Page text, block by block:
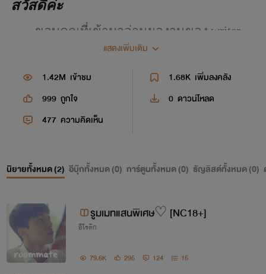
สวัสดีค่ะ
ขอบคุณที่เข้ามาอ่านผลงานของ writer
ฝากติดตามเรื่องอื่น ๆ ด้วยนะคะ ติชมกัน
ไม่ค่อยดีจะพยายามปรับปรุงต่อ ๆ ไปจ้า รักนัก
อ่านทุกคนค่ะ อยากให้นิยายเป็นไปในแนวไหน
ก็คอมเม้นบอกเลยนะคะ จัดให้ได้เด้อ 55555
แสดงเพิ่มเติม
1.42M เข้าชม 1.68K เพิ่มลงคลัง
999 ถูกใจ 0 ดาวน์โหลด
477 ความคิดเห็น
นิยายทั้งหมด (2) อีบุ๊กทั้งหมด (0) การ์ตูนทั้งหมด (0) ธัญลิสต์ทั้งหมด (0)
รูมเมทแสนพิเศษ♡ [NC18+]
อีโรติก
79.6K 295 124 15